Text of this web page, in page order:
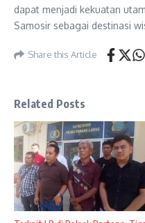
dapat menjadi kekuatan
Samosir sebagai destinasi
Share this Article
Related Posts